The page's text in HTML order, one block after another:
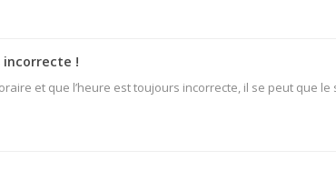
incorrecte !
et que l’heure est toujours incorrecte, il se peut que